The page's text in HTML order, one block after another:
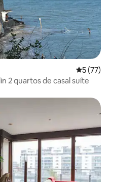
5 de uma
5 (77)
2 quartos de casal suíte